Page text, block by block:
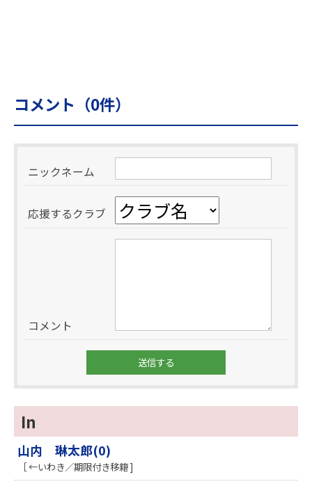
コメント（0件）
ニックネーム
応援するクラブ
コメント
In
山内 琳太郎(0)
［ ←いわき／期限付き移籍 ]